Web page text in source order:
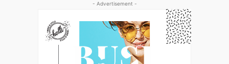
- Advertisement -